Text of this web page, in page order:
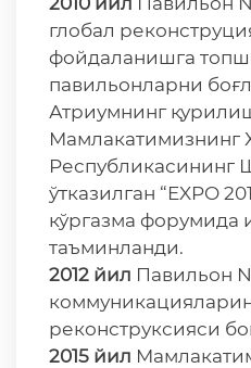
глобал
фойдаланишга
павильонларни
Атриумнинг
Мамлакатимизнинг
Республикасининг
ўтказилган “EXPO
кўргазма форумида
таъминланди.
2012 йил Павильон
реконструксияси
2015 йил